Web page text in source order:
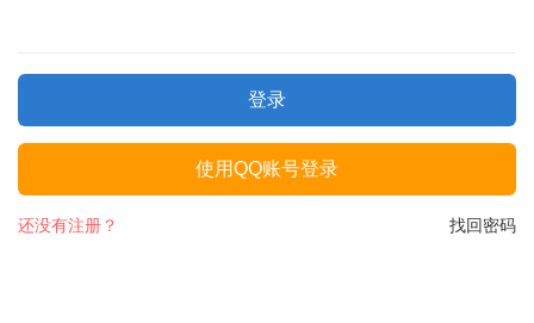
登录
使用QQ账号登录
找回密码
还没有注册？